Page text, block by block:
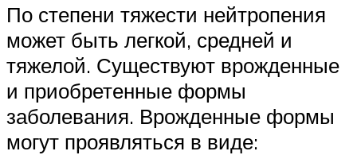
По степени тяжести нейтропения
может быть легкой, средней и
тяжелой. Существуют врожденные
и приобретенные формы
заболевания. Врожденные формы
могут проявляться в виде: